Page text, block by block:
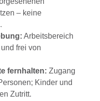
– keine
Arbeitsbereich
frei von
fernhalten: Zugang
Kinder und
Zutritt.